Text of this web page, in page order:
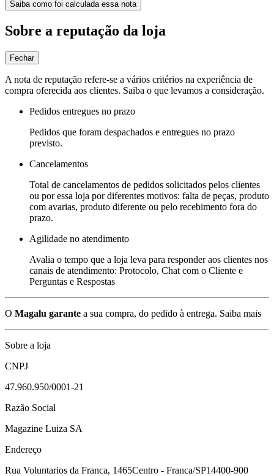
Saiba como foi calculada essa nota
Sobre a reputação da loja
Fechar
A nota de reputação refere-se a vários critérios na experiência de
compra oferecida aos clientes. Saiba o que levamos a consideração.
Pedidos entregues no prazo
Pedidos que foram despachados e entregues no prazo
previsto.
Cancelamentos
Total de cancelamentos de pedidos solicitados pelos clientes
ou por essa loja por diferentes motivos: falta de peças, produto
com avarias, produto diferente ou pelo recebimento fora do
prazo.
Agilidade no atendimento
Avalia o tempo que a loja leva para responder aos clientes nos
canais de atendimento: Protocolo, Chat com o Cliente e
Perguntas e Respostas
O Magalu garante a sua compra, do pedido à entrega. Saiba mais
Sobre a loja
CNPJ
47.960.950/0001-21
Razão Social
Magazine Luiza SA
Endereço
Rua Voluntarios da Franca, 1465Centro - Franca/SP14400-900